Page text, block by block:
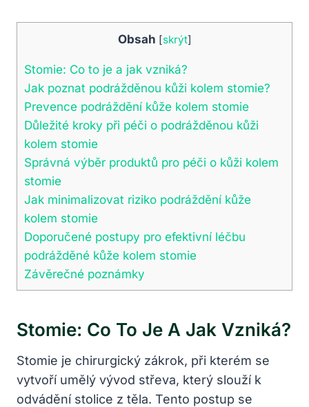
Obsah [skrýt]
Stomie: Co to je a jak vzniká?
Jak poznat podrážděnou kůži kolem stomie?
Prevence podráždění kůže kolem stomie
Důležité kroky při péči o podrážděnou kůži
kolem stomie
Správná výběr produktů pro péči o kůži kolem
stomie
Jak minimalizovat riziko podráždění kůže
kolem stomie
Doporučené postupy pro efektivní léčbu
podrážděné kůže kolem stomie
Závěrečné poznámky
Stomie: Co To Je A Jak Vzniká?
Stomie je chirurgický zákrok, při kterém se
vytvoří umělý vývod střeva, který slouží k
odvádění stolice z těla. Tento postup se